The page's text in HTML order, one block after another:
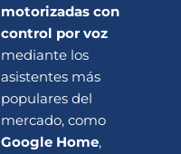
motorizadas con
control por voz
mediante los
asistentes más
populares del
mercado, como
Google Home,